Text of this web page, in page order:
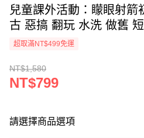
兒童課外活動：矇眼射箭
古 惡搞 翻玩 水洗 做舊
超取滿NT$499免運
NT$1,580
NT$799
請選擇商品選項